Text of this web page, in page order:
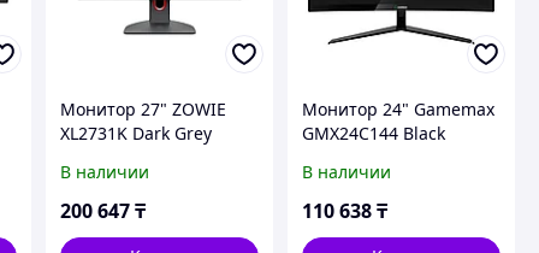
Монитор 27" ZOWIE
XL2731K Dark Grey
В наличии
200 647 ₸
Монитор 24" Gamemax
GMX24C144 Black
В наличии
110 638₸